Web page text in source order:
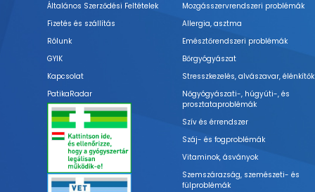
Általános Szerződési Feltételek
Fizetés és szállítás
Rólunk
GYIK
Kapcsolat
PatikaRadar
Mozgásszervrendszeri problémák
Allergia, asztma
Emésztőrendszeri problémák
Bőrgyógyászat
Stresszkezelés, alvászavar, élénkítők
Nőgyógyászati-, húgyúti-, és
prosztataproblémák
Szív és érrendszer
Száj- és fogproblémák
Vitaminok, ásványok
Szemszárazság, szemészeti- és
fülproblémák